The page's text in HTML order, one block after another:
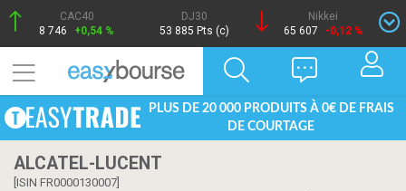
CAC40
8 746
+0,54 %
DJ30
53 885 Pts (c)
Nikkei
65 607
-0,12 %
PLUS DE 20 000 PRODUITS À 0€ DE FRAIS
DE COURTAGE
ALCATEL-LUCENT
[ISIN FR0000130007]